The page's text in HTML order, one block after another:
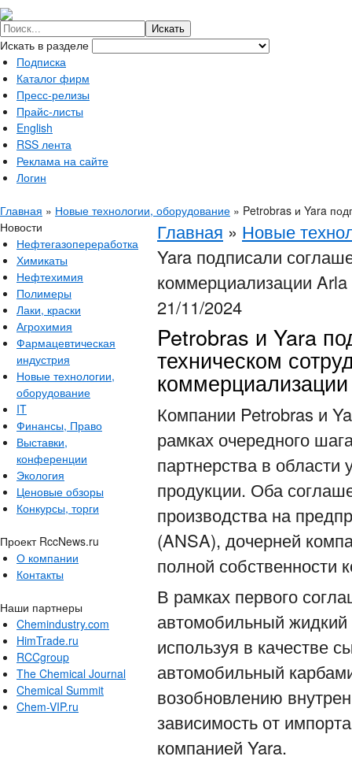
Искать в разделе
Подписка
Каталог фирм
Пресс-релизы
Прайс-листы
English
RSS лента
Реклама на сайте
Логин
Главная » Новые технологии, оборудование » Petrobras и Yara
Новости
Нефтегазопереработка
Химикаты
Нефтехимия
Полимеры
Лаки, краски
Агрохимия
Фармацевтическая
индустрия
Новые технологии,
оборудование
IT
Финансы, Право
Выставки,
конференции
Экология
Ценовые обзоры
Конкурсы, торги
Проект RccNews.ru
О компании
Контакты
Наши партнеры
Chemindustry.com
HimTrade.ru
RCCgroup
The Chemical Journal
Chemical Summit
Chem-VIP.ru
Главная » Новые
Yara подписали
коммерциализации Arla
21/11/2024
Petrobras и Yara
техническом
Компании Petrobras и
рамках очередного
партнерства в
продукции. Оба
производства на
(ANSA), дочерней
полной собственности
В рамках первого
автомобильный жидкий
используя в качестве
автомобильный
возобновлению
зависимость от
компанией Yara.